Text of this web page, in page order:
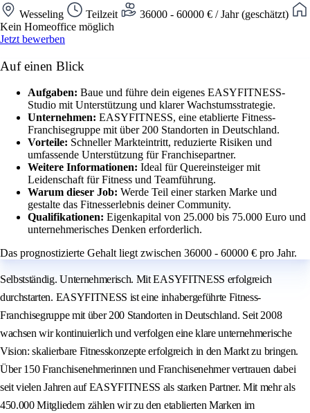
Wesseling Teilzeit
36000 - 60000 € / Jahr (geschätzt)
Kein Homeoffice möglich
Jetzt bewerben
Auf einen Blick
Aufgaben: Baue und führe dein eigenes EASYFITNESS-
Studio mit Unterstützung und klarer Wachstumsstrategie.
Unternehmen: EASYFITNESS, eine etablierte Fitness-
Franchisegruppe mit über 200 Standorten in Deutschland.
Vorteile: Schneller Markteintritt, reduzierte Risiken und
umfassende Unterstützung für Franchisepartner.
Weitere Informationen: Ideal für Quereinsteiger mit
Leidenschaft für Fitness und Teamführung.
Warum dieser Job: Werde Teil einer starken Marke und
gestalte das Fitnesserlebnis deiner Community.
Qualifikationen: Eigenkapital von 25.000 bis 75.000 Euro und
unternehmerisches Denken erforderlich.
Das prognostizierte Gehalt liegt zwischen 36000 - 60000 € pro Jahr.
Selbstständig. Unternehmerisch. Mit EASYFITNESS erfolgreich
durchstarten. EASYFITNESS ist eine inhabergeführte Fitness-
Franchisegruppe mit über 200 Standorten in Deutschland. Seit 2008
wachsen wir kontinuierlich und verfolgen eine klare unternehmerische
Vision: skalierbare Fitnesskonzepte erfolgreich in den Markt zu bringen.
Über 150 Franchisenehmerinnen und Franchisenehmer vertrauen dabei
seit vielen Jahren auf EASYFITNESS als starken Partner. Mit mehr als
450.000 Mitgliedern zählen wir zu den etablierten Marken im